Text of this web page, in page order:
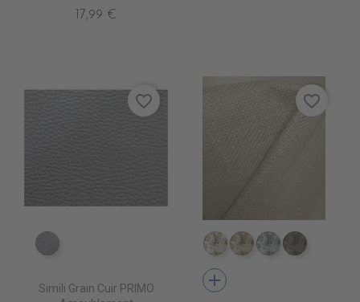
17,99 €
EN6000 ARGENT
Simili Grain Cuir PRIMO
favorite_border
TA1800 IVOIRE
TA1801 BEIGE
TA1802 LINEN
TA1803
add
favorite_border